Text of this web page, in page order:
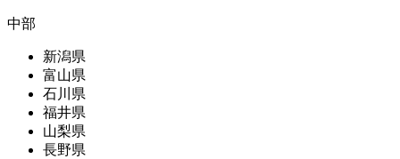
中部
新潟県
富山県
石川県
福井県
山梨県
長野県